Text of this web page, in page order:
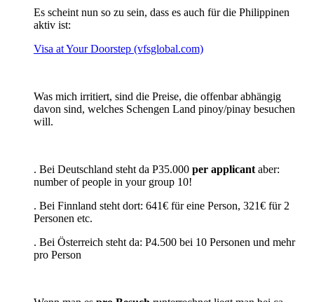
Es scheint nun so zu sein, dass es auch für die Philippinen
aktiv ist:
Visa at Your Doorstep (vfsglobal.com)
Was mich irritiert, sind die Preise, die offenbar abhängig
davon sind, welches Schengen Land pinoy/pinay besuchen
will.
. Bei Deutschland steht da P35.000 per applicant aber:
number of people in your group 10!
. Bei Finnland steht dort: 641€ für eine Person, 321€ für 2
Personen etc.
. Bei Österreich steht da: P4.500 bei 10 Personen und mehr
pro Person